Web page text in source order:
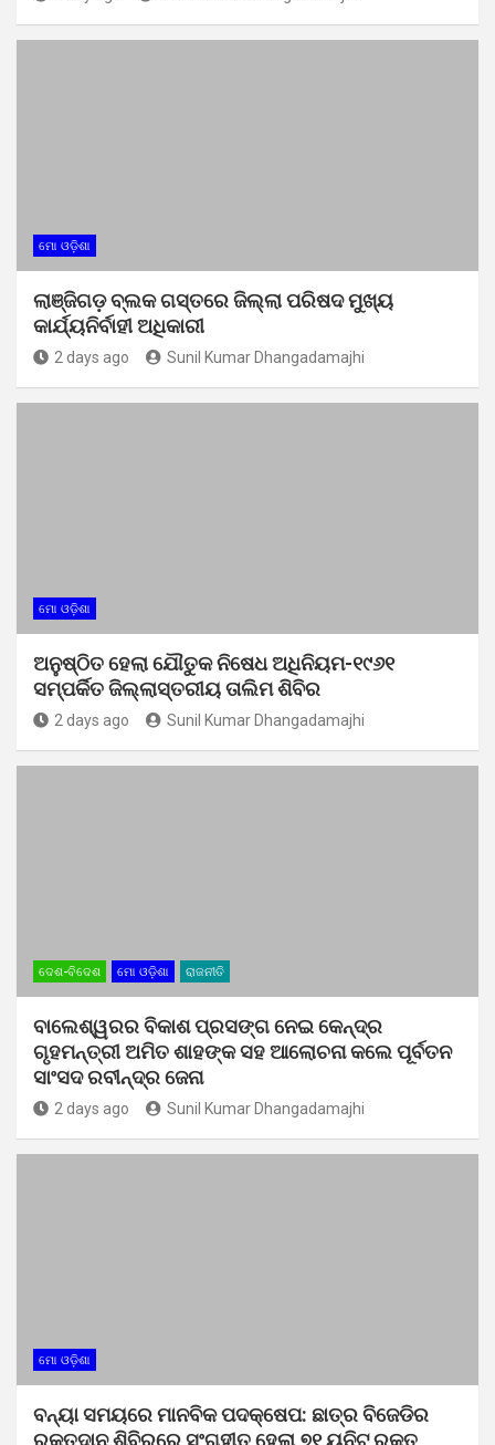
ମୋ ଓଡ଼ିଶା
ଲାଞ୍ଜିଗଡ଼ ବ୍ଲକ ଗସ୍ତରେ ଜିଲ୍ଲା ପରିଷଦ ମୁଖ୍ୟ
କାର୍ଯ୍ୟନିର୍ବାହୀ ଅଧିକାରୀ
2 days ago Sunil Kumar Dhangadamajhi
ମୋ ଓଡ଼ିଶା
ଅନୁଷ୍ଠିତ ହେଲା ଯୌତୁକ ନିଷେଧ ଅଧିନିୟମ-୧୯୬୧
ସମ୍ପର୍କିତ ଜିଲ୍ଲାସ୍ତରୀୟ ତାଲିମ ଶିବିର
2 days ago Sunil Kumar Dhangadamajhi
ଦେଶ-ବିଦେଶ ମୋ ଓଡ଼ିଶା ରାଜନୀତି
ବାଲେଶ୍ୱରର ବିକାଶ ପ୍ରସଙ୍ଗ ନେଇ କେନ୍ଦ୍ର
ଗୃହମନ୍ତ୍ରୀ ଅମିତ ଶାହଙ୍କ ସହ ଆଲୋଚନା କଲେ ପୂର୍ବତନ
ସାଂସଦ ରବୀନ୍ଦ୍ର ଜେନା
2 days ago Sunil Kumar Dhangadamajhi
ମୋ ଓଡ଼ିଶା
ବନ୍ୟା ସମୟରେ ମାନବିକ ପଦକ୍ଷେପ: ଛାତ୍ର ବିଜେଡିର
ରକ୍ତଦାନ ଶିବିରରେ ସଂଗୃହୀତ ହେଲା ୭୧ ୟୁନିଟ୍ ରକ୍ତ